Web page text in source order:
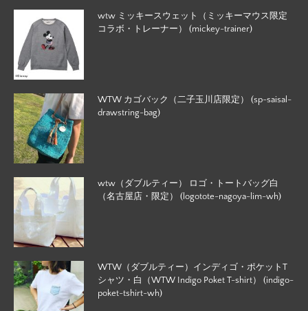
wtw ミッキースウェット（ミッキーマウス限定
コラボ・トレーナー） (mickey-trainer)
WTW カゴバック（二子玉川店限定） (sp-saisal-
drawstring-bag)
wtw（ダブルティー） ロゴ・トートバッグ白
（名古屋店・限定） (logotote-nagoya-lim-wh)
WTW（ダブルティー）インディゴ・ポケットT
シャツ・白（WTW Indigo Poket T-shirt） (indigo-
poket-tshirt-wh)